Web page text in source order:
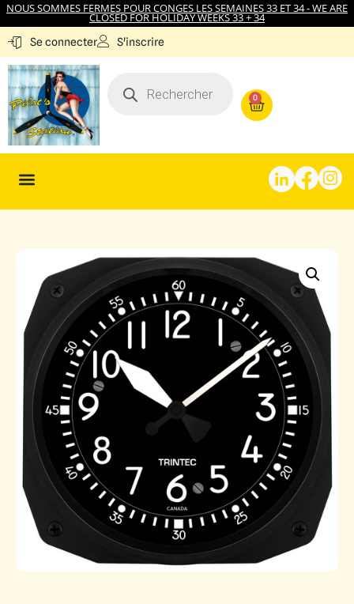
NOUS SOMMES FERMES POUR CONGES LES SEMAINES 33 ET 34 - WE ARE
CLOSED FOR HOLIDAY WEEKS 33 + 34
Se connecter S'inscrire
0